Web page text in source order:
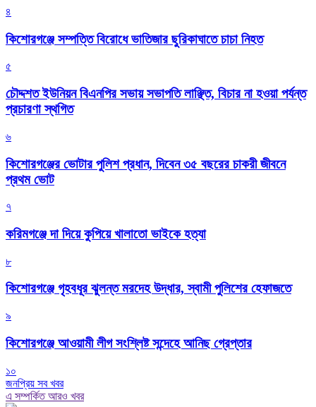
৪
কিশোরগঞ্জে সম্পত্তি বিরোধে ভাতিজার ছুরিকাঘাতে চাচা নিহত
৫
চৌদ্দশত ইউনিয়ন বিএনপির সভায় সভাপতি লাঞ্ছিত, বিচার না হওয়া পর্যন্ত
প্রচারণা স্থগিত
৬
কিশোরগঞ্জের ভোটার পুলিশ প্রধান, দিবেন ৩৫ বছরের চাকরী জীবনে
প্রথম ভোট
৭
করিমগঞ্জে দা দিয়ে কুপিয়ে খালাতো ভাইকে হত্যা
৮
কিশোরগঞ্জে গৃহবধূর ঝুলন্ত মরদেহ উদ্ধার, স্বামী পুলিশের হেফাজতে
৯
কিশোরগঞ্জে আওয়ামী লীগ সংশ্লিষ্ট সন্দেহে আনিছ গ্রেপ্তার
১০
জনপ্রিয় সব খবর
এ সম্পর্কিত আরও খবর